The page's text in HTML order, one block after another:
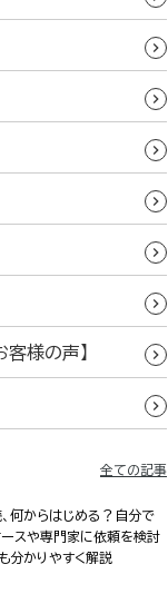
客様の声】
全ての記事
何からはじめる？自分で
スや専門家に依頼を検討
分かりやすく解説